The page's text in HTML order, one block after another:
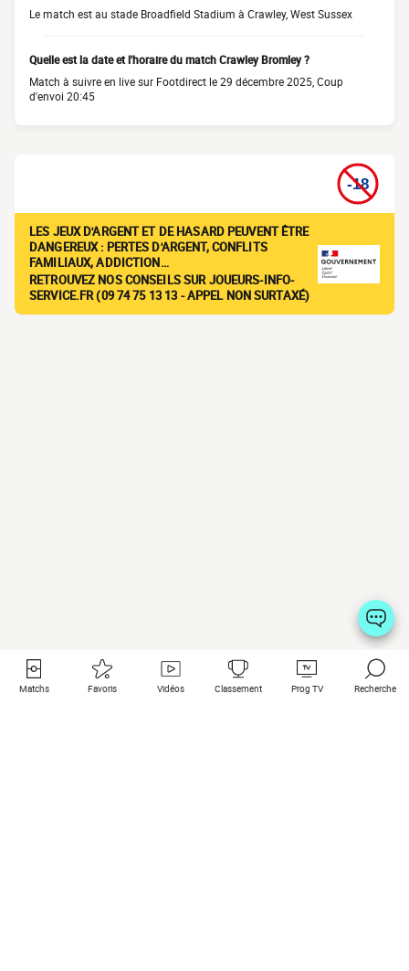
Le match est au stade Broadfield Stadium à Crawley, West Sussex
Quelle est la date et l'horaire du match Crawley Bromley ?
Match à suivre en live sur Footdirect le 29 décembre 2025, Coup
d'envoi 20:45
LES JEUX D'ARGENT ET DE HASARD PEUVENT ÊTRE
DANGEREUX : PERTES D'ARGENT, CONFLITS
FAMILIAUX, ADDICTION…
RETROUVEZ NOS CONSEILS SUR JOUEURS-INFO-
SERVICE.FR (09 74 75 13 13 - APPEL NON SURTAXÉ)
Matchs Favoris Vidéos Classement Prog TV Recherche